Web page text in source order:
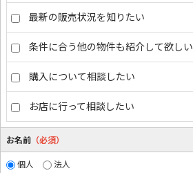
最新の販売状況を知りたい
条件に合う他の物件も紹介して欲しい
購入について相談したい
お店に行って相談したい
お名前 （必須）
個人
法人